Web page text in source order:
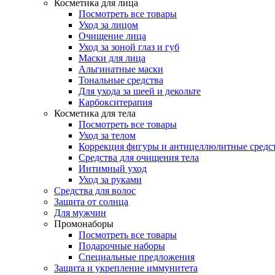
Косметика для лица
Посмотреть все товары
Уход за лицом
Очищение лица
Уход за зоной глаз и губ
Маски для лица
Альгинатные маски
Тональные средства
Для ухода за шеей и декольте
Карбокситерапия
Косметика для тела
Посмотреть все товары
Уход за телом
Коррекция фигуры и антицеллюлитные
Средства для очищения тела
Интимный уход
Уход за руками
Средства для волос
Защита от солнца
Для мужчин
Промонаборы
Посмотреть все товары
Подарочные наборы
Специальные предложения
Защита и укрепление иммунитета